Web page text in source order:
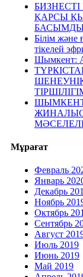
ҚАРСЫ
Білім
тікелей
ШЫМКЕНТ
Мұрағат
Февраль
Январь
Декабрь
Ноябрь
Октябрь
Сентябрь
Август
Июль 2019
Июнь 2019
Май 2019